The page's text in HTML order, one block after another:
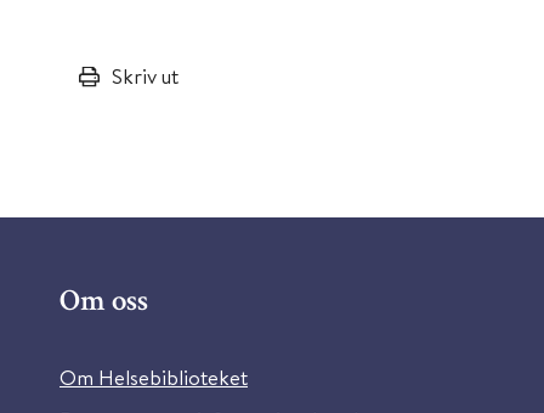
Skriv ut
Om oss
Om Helsebiblioteket